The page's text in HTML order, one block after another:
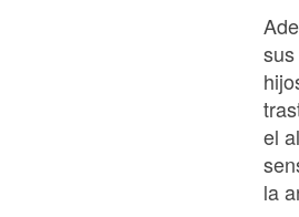
el
la